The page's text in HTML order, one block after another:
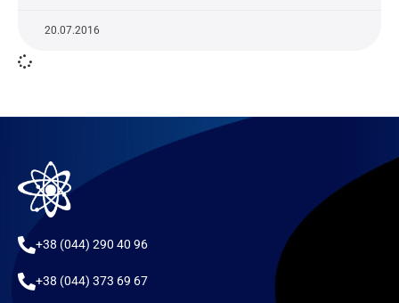
20.07.2016
+38 (044) 290 40 96
+38 (044) 373 69 67